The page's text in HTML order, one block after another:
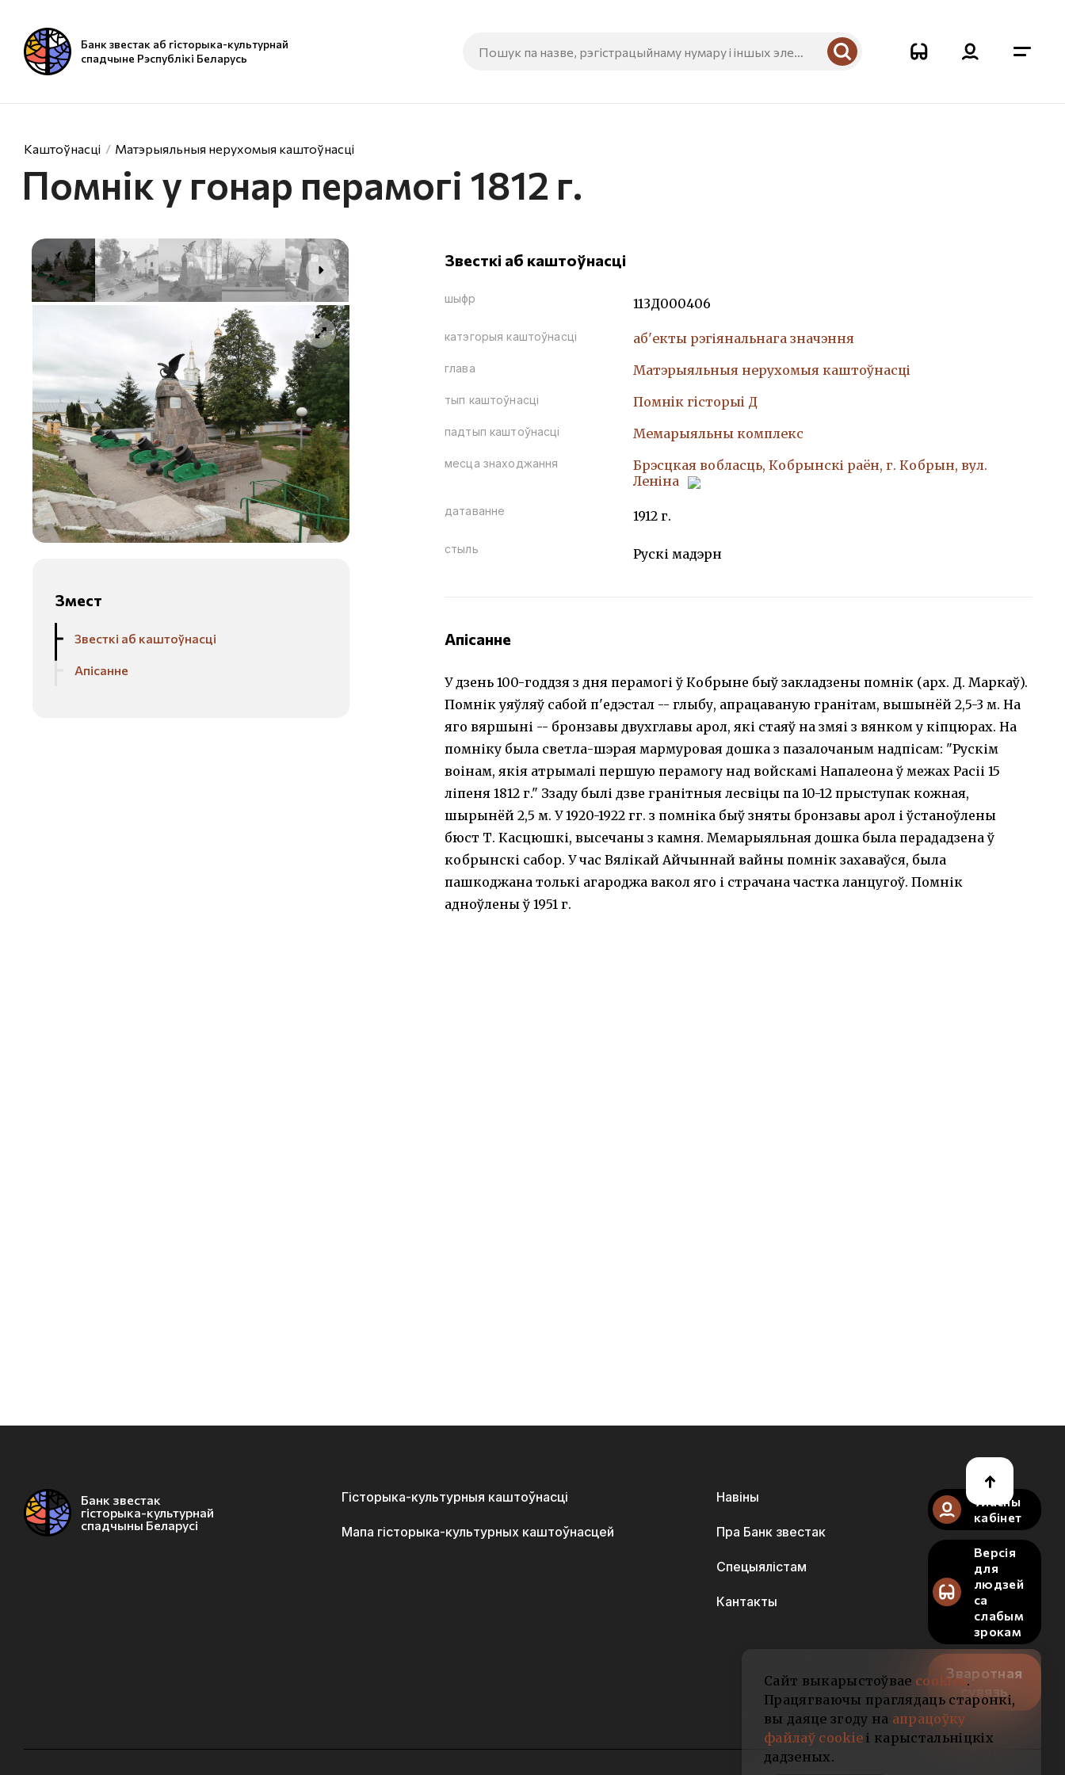
Банк звестак аб гісторыка-культурнай
спадчыне Рэспублікі Беларусь
Каштоўнасці Матэрыяльныя нерухомыя каштоўнасці
Помнік у гонар перамогі 1812 г.
Змест
Звесткі аб каштоўнасці
Апісанне
Звесткі аб каштоўнасці
шыфр 113Д000406
катэгорыя каштоўнасці аб'екты рэгіянальнага значэння
глава Матэрыяльныя нерухомыя каштоўнасці
тып каштоўнасці Помнiк гiсторыi Д
падтып каштоўнасці Мемарыяльны комплекс
месца знаходжання
Брэсцкая вобласць, Кобрынскі раён, г. Кобрын, вул.
Леніна
датаванне 1912 г.
стыль Рускі мадэрн
Апісанне
У дзень 100-годдзя з дня перамогі ў Кобрыне быў закладзены помнік (арх. Д. Маркаў).
Помнік уяўляў сабой п'едэстал -- глыбу, апрацаваную гранітам, вышынёй 2,5-3 м. На
яго вяршыні -- бронзавы двухглавы арол, які стаяў на змяі з вянком у кіпцюрах. На
помніку была светла-шэрая мармуровая дошка з пазалочаным надпісам: "Рускім
воінам, якія атрымалі першую перамогу над войскамі Напалеона ў межах Расіі 15
ліпеня 1812 г." Ззаду былі дзве гранітныя лесвіцы па 10-12 прыступак кожная,
шырынёй 2,5 м. У 1920-1922 гг. з помніка быў зняты бронзавы арол і ўстаноўлены
бюст Т. Касцюшкі, высечаны з камня. Мемарыяльная дошка была перададзена ў
кобрынскі сабор. У час Вялікай Айчыннай вайны помнік захаваўся, была
пашкоджана толькі агароджа вакол яго і страчана частка ланцугоў. Помнік
адноўлены ў 1951 г.
Банк звестак
гісторыка-культурнай
спадчыны Беларусі
Гісторыка-культурныя каштоўнасці
Мапа гісторыка-культурных каштоўнасцей
Навіны
Пра Банк звестак
Спецыялістам
Кантакты
Уласны
кабінет
Версія
для
людзей
са
слабым
зрокам
Зваротная
сувязь
Сайт выкарыстоўвае cookies.
Працягваючы праглядаць старонкі,
вы даяце згоду на апрацоўку
файлаў cookie і карыстальніцкіх
дадзеных.